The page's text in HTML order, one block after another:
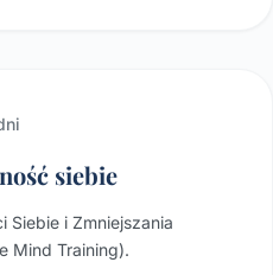
siebie
Siebie i Zmniejszania
Mind Training).